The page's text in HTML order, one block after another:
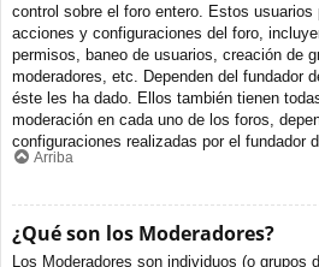
control sobre el foro entero. Estos usuarios
acciones y configuraciones del foro,
permisos, baneo de usuarios, creación de
moderadores, etc. Dependen del fundador
éste les ha dado. Ellos también tienen
moderación en cada uno de los foros,
configuraciones realizadas por el fundador
Arriba
¿Qué son los Moderadores?
Los Moderadores son individuos (o grupos